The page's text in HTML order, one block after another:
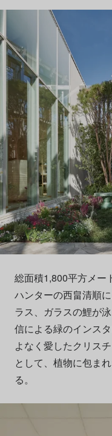
総面積1,800平方メー
ハンターの西畠清順
ラス、ガラスの鯉が
信による緑のインス
よなく愛したクリス
として、植物に包ま
る。